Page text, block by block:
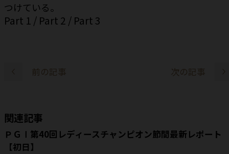
つけている。
Part 1 / Part 2 / Part 3
前の記事 次の記事
関連記事
ＰＧⅠ第40回レディースチャンピオン節間最新レポート
【初日】